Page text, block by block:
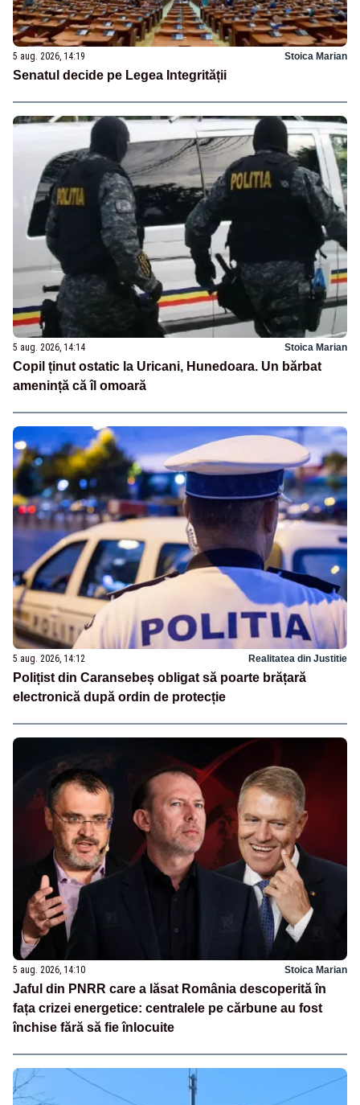
5 aug. 2026, 14:19 Stoica Marian
Senatul decide pe Legea Integrității
5 aug. 2026, 14:14 Stoica Marian
Copil ținut ostatic la Uricani, Hunedoara. Un bărbat
amenință că îl omoară
5 aug. 2026, 14:12 Realitatea din Justitie
Polițist din Caransebeș obligat să poarte brățară
electronică după ordin de protecție
5 aug. 2026, 14:10 Stoica Marian
Jaful din PNRR care a lăsat România descoperită în
fața crizei energetice: centralele pe cărbune au fost
închise fără să fie înlocuite